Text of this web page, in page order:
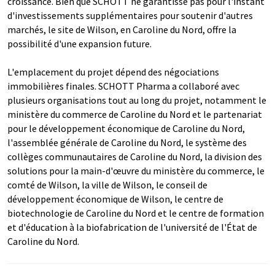
d'investissements supplémentaires pour soutenir d'autres
marchés, le site de Wilson, en Caroline du Nord, offre la
possibilité d'une expansion future.
L'emplacement du projet dépend des négociations
immobilières finales. SCHOTT Pharma a collaboré avec
plusieurs organisations tout au long du projet, notamment le
ministère du commerce de Caroline du Nord et le partenariat
pour le développement économique de Caroline du Nord,
l'assemblée générale de Caroline du Nord, le système des
collèges communautaires de Caroline du Nord, la division des
solutions pour la main-d'œuvre du ministère du commerce, le
comté de Wilson, la ville de Wilson, le conseil de
développement économique de Wilson, le centre de
biotechnologie de Caroline du Nord et le centre de formation
et d'éducation à la biofabrication de l'université de l'État de
Caroline du Nord.